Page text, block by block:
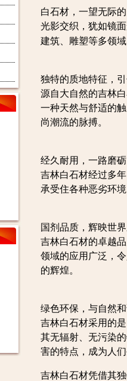
白石材，一望无际
光影交织，犹如镜
建筑、雕塑等多领
独特的质地特征，
源自大自然的吉林
一种天然与舒适的
尚潮流的脉搏。
经久耐用，一路磨砺
吉林白石材经过多
承受住各种恶劣环
国剂品质，辉映世
吉林白石材的卓越
领域的应用广泛，
的辉煌。
绿色环保，与自然
吉林白石材采用的
其无辐射、无污染
害的特点，成为人
吉林白石材凭借其